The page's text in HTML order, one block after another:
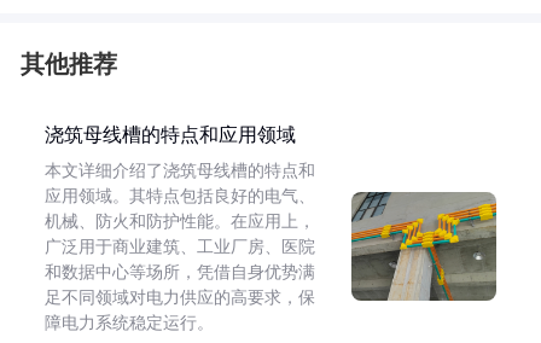
其他推荐
浇筑母线槽的特点和应用领域
本文详细介绍了浇筑母线槽的特点和
应用领域。其特点包括良好的电气、
机械、防火和防护性能。在应用上，
广泛用于商业建筑、工业厂房、医院
和数据中心等场所，凭借自身优势满
足不同领域对电力供应的高要求，保
障电力系统稳定运行。